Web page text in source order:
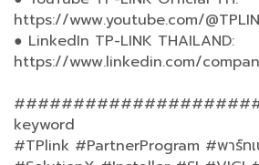
https://www.youtube.com/
● LinkedIn TP-LINK THAILAND:
https://www.linkedin.com/
keyword
#TPlink #PartnerProgram #พาร์ทเ